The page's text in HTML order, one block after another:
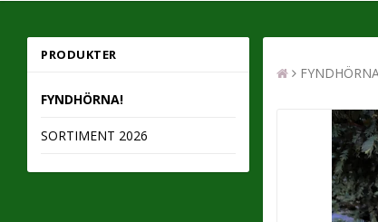
PRODUKTER
FYNDHÖRNA!
SORTIMENT 2026